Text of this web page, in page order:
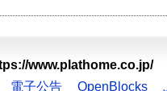
www.plathome.co.jp/
電子公告 OpenBlocks